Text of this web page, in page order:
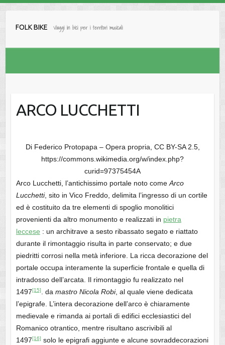
FOLK BIKE Viaggi in bici per i territori musicali
ARCO LUCCHETTI
Di Federico Protopapa – Opera propria, CC BY-SA 2.5,
https://commons.wikimedia.org/w/index.php?
curid=97375454A
Arco Lucchetti, l’antichissimo portale noto come Arco
Lucchetti, sito in Vico Freddo, delimita l’ingresso di un cortile
ed è costituito da tre elementi di spoglio monolitici
provenienti da altro monumento e realizzati in pietra
leccese : un architrave a sesto ribassato segato e riattato
durante il rimontaggio risulta in parte conservato; e due
piedritti corrosi nella metà inferiore. La ricca decorazione del
portale occupa interamente la superficie frontale e quella di
intradosso dell’arcata. Il rimontaggio fu realizzato nel
1497[15] . da mastro Nicola Robi, al quale viene dedicata
l’epigrafe. L’intera decorazione dell’arco è chiaramente
medievale e rimanda ai portali di edifici ecclesiastici del
Romanico otrantico, mentre risultano ascrivibili al
1497[16] solo le epigrafi aggiunte e alcune sovraddecorazioni